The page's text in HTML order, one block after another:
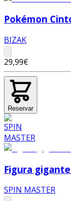
Pokémon
BIZAK
29,99€
Reservar
Figura
SPIN MASTER